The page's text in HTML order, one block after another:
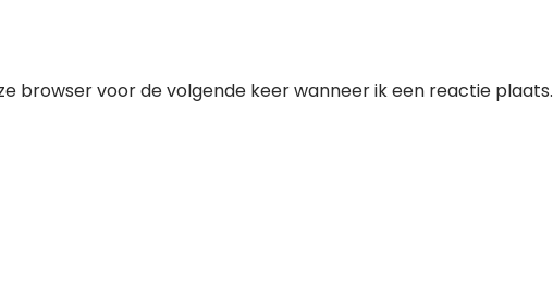
browser voor de volgende keer wanneer ik een reactie plaats.